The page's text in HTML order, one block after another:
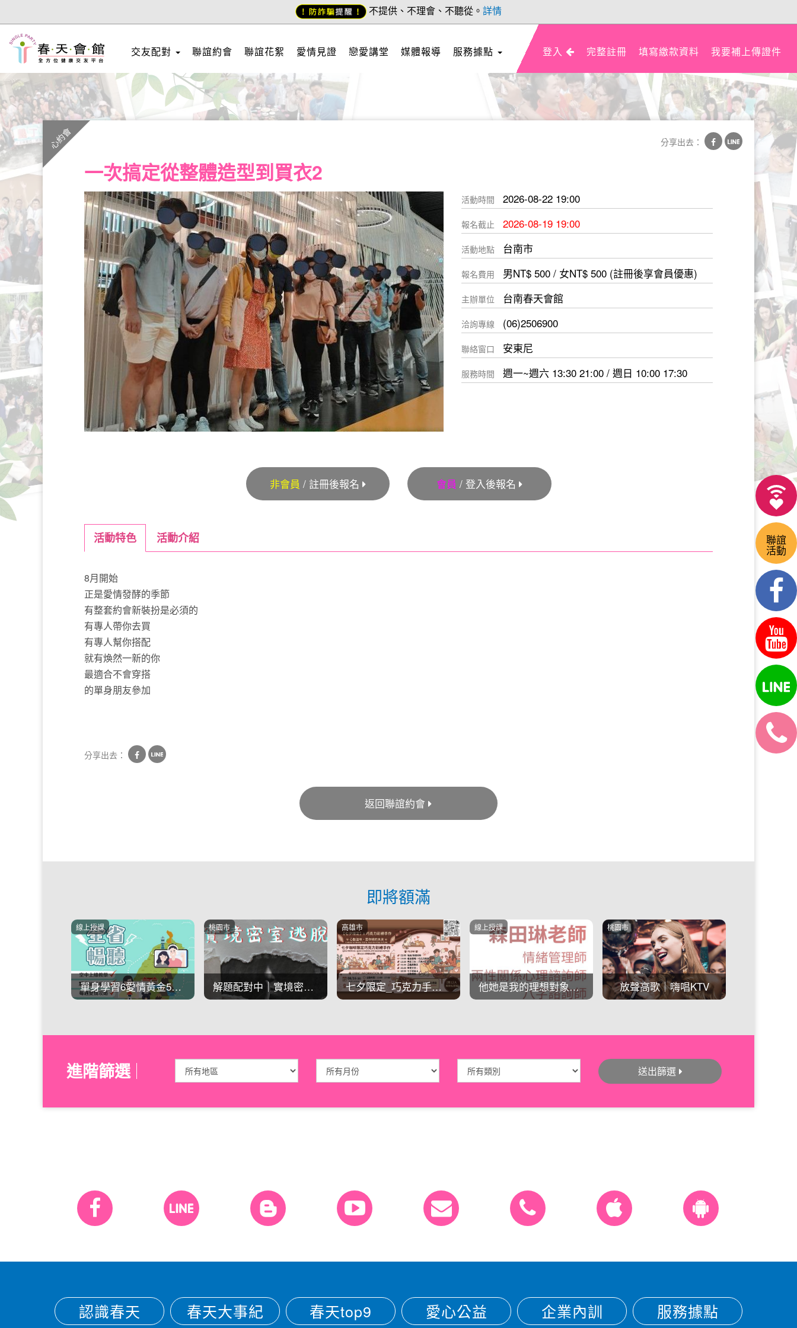
不提供、不理會、不聽從。 詳情
交友配對 聯誼約會 聯誼花絮 愛情見證 戀愛講堂 媒體報導 服務據點 填寫繳款資料 我要補上傳證件
登入 完整註冊
聯誼
活動
一次搞定從整體造型到買衣2
心約會 分享出去：
活動時間 2026-08-22 19:00
報名截止 2026-08-19 19:00
活動地點 台南市
報名費用 男NT$ 500 / 女NT$ 500 (註冊後享會員優惠)
主辦單位 台南春天會館
洽詢專線 (06)2506900
聯絡窗口 安東尼
服務時間 週一~週六 13:30 21:00 / 週日 10:00 17:30
非會員 / 註冊後報名 會員 / 登入後報名
活動特色 活動介紹
8月開始
正是愛情發酵的季節
有整套約會新裝扮是必須的
有專人帶你去買
有專人幫你搭配
就有煥然一新的你
最適合不會穿搭
的單身朋友參加
分享出去：
返回聯誼約會
即將額滿
單身學習6愛情黃金5分鐘聊天術
桃園市 高雄市
他她是我的理想對象嗎？
線上授課
放聲高歌｜嗨唱KTV
桃園市
🌃浪漫海線夜景台中景觀咖啡
台中市
進階篩選 送出篩選
認識春天 春天大事紀 春天top9 愛心公益 企業內訓 服務據點